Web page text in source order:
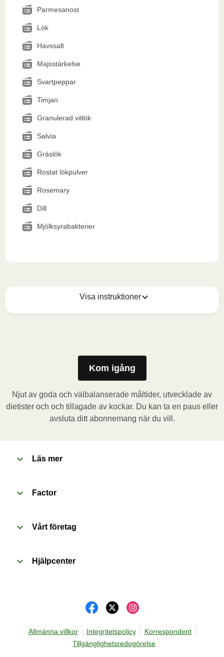
Parmesanost
Lök
Havssalt
Majsstärkelse
Svartpeppar
Timjan
Granulerad vitlök
Salvia
Gräslök
Rostat lökpulver
Rosemary
Dill
Mjölksyrabakterier
Visa instruktioner
måltiden i 3,5 minuter. Låt måltiden vila i 1 minut
innan du tar bort folien. Se upp för varm ånga när du
Ugn (170˚C):
Förvärm ugnen. Ta bort kartongremsan och stick
vila i 1 minut innan du tar bort folien. Se upp för varm
Kom igång
Njut av goda och välbalanserade måltider, utvecklade av
dietister och och tillagade av kockar. Du kan ta en paus eller
avsluta ditt abonnemang när du vill.
Läs mer
Factor
Vårt företag
Hjälpcenter
Allmänna villkor Integritetspolicy
Korrespondent
Tillgänglighetsredogörelse